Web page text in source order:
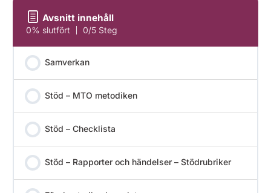
Avsnitt innehåll
0% slutfört 0/5 Steg
Samverkan
Stöd – MTO metodiken
Stöd – Checklista
Stöd – Rapporter och händelser – Stödrubriker